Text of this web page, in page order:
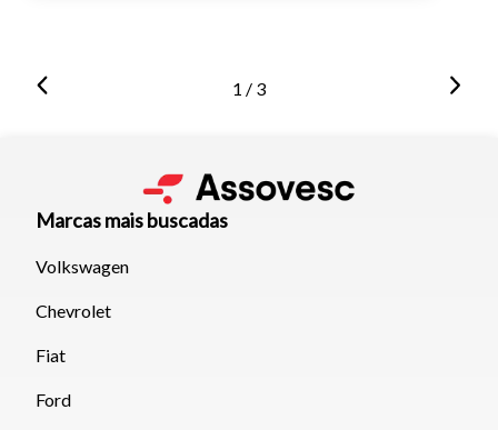
1 / 3
Marcas mais buscadas
Volkswagen
Chevrolet
Fiat
Ford